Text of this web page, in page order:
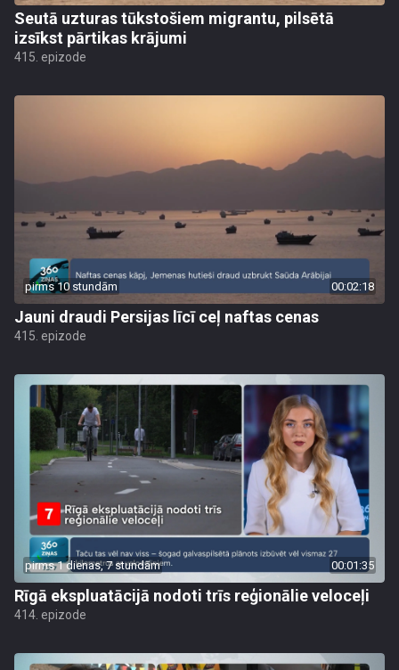
Seutā uzturas tūkstošiem migrantu, pilsētā
izsīkst pārtikas krājumi
415. epizode
pirms 10 stundām 00:02:18
Jauni draudi Persijas līcī ceļ naftas cenas
415. epizode
pirms 1 dienas, 7 stundām 00:01:35
Rīgā ekspluatācijā nodoti trīs reģionālie veloceļi
414. epizode